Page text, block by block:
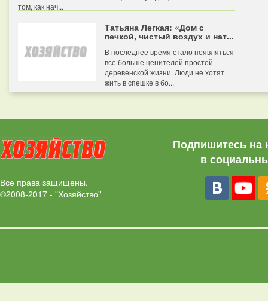
том, как нач...
Татьяна Легкая: «Дом с
печкой, чистый воздух и нат...
В последнее время стало появляться
все больше ценителей простой
деревенской жизни. Люди не хотят
жить в спешке в бо...
Все права защищены.
©2008-2017 - "Хозяйство"
Подпишитесь на
в